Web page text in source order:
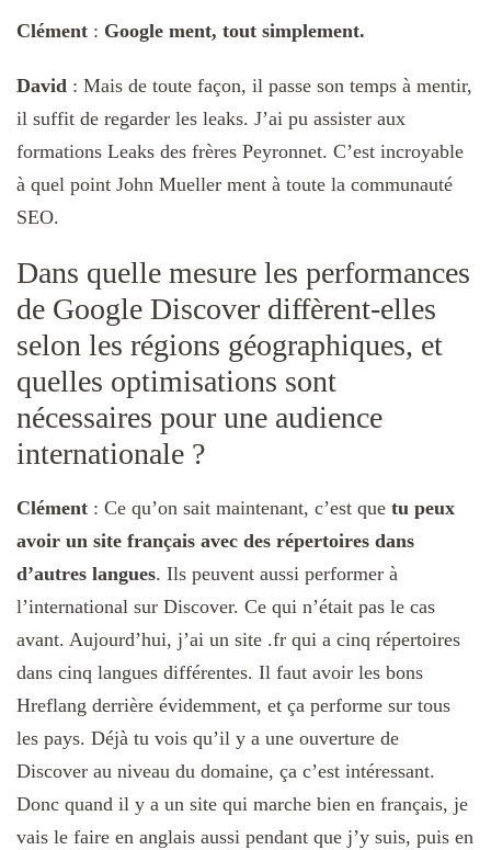
Clément : Google ment, tout simplement.
David : Mais de toute façon, il passe son temps à mentir,
il suffit de regarder les leaks. J’ai pu assister aux
formations Leaks des frères Peyronnet. C’est incroyable
à quel point John Mueller ment à toute la communauté
SEO.
Dans quelle mesure les performances
de Google Discover diffèrent-elles
selon les régions géographiques, et
quelles optimisations sont
nécessaires pour une audience
internationale ?
Clément : Ce qu’on sait maintenant, c’est que tu peux
avoir un site français avec des répertoires dans
d’autres langues. Ils peuvent aussi performer à
l’international sur Discover. Ce qui n’était pas le cas
avant. Aujourd’hui, j’ai un site .fr qui a cinq répertoires
dans cinq langues différentes. Il faut avoir les bons
Hreflang derrière évidemment, et ça performe sur tous
les pays. Déjà tu vois qu’il y a une ouverture de
Discover au niveau du domaine, ça c’est intéressant.
Donc quand il y a un site qui marche bien en français, je
vais le faire en anglais aussi pendant que j’y suis, puis en